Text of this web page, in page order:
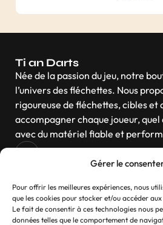
Gérer le
Pour offrir les meilleures expériences, nous
que les cookies pour stocker et/ou accéder
Le fait de consentir à ces technologies nous
données telles que le comportement de
Ti an Darts
Née de la passion du jeu, notre
l’univers des fléchettes. Nous
rigoureuse de fléchettes, cibles et
accompagner chaque joueur, quel
avec du matériel fiable et
Navigation